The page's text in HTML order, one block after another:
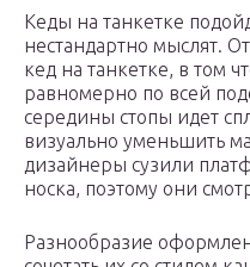
Кеды на танкетке
нестандартно мыслят.
кед на танкетке, в том
равномерно по всей
середины стопы идет
визуально уменьшить
дизайнеры сузили
носка, поэтому они
Разнообразие